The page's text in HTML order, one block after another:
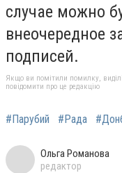
случае можно
внеочередное
подписей.
Якщо ви помітили помилку,
повідомити про це редакцію
#Парубий #Рада
Ольга Романова
редактор